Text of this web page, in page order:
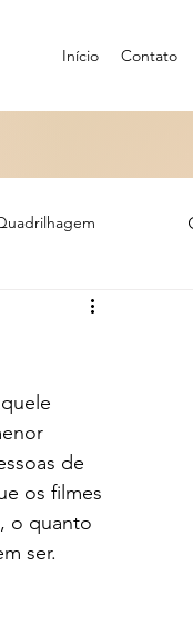
Início Contato
de
os filmes
o quanto
ser.